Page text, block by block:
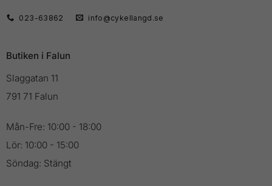
023-63862 info@cykellangd.se
Butiken i Falun
Slaggatan 11
791 71 Falun
Mån-Fre: 10:00 - 18:00
Lör: 10:00 - 15:00
Söndag: Stängt